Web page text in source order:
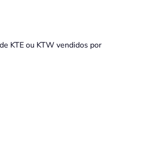
KTE ou KTW vendidos por